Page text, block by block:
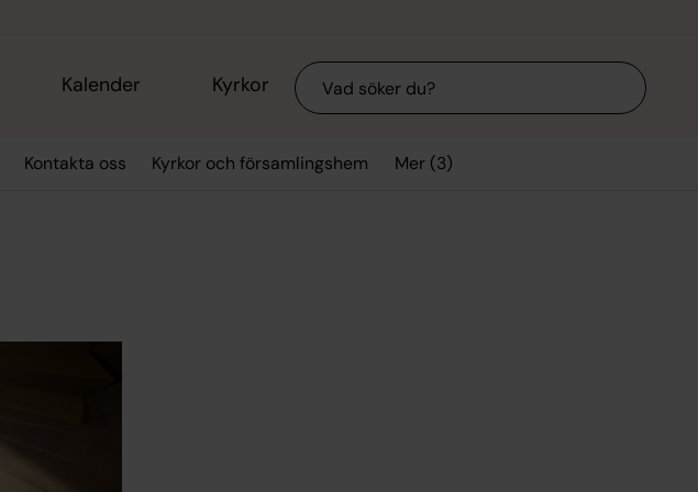
Kalender Kyrkor Sök
Kontakta oss Kyrkor och församlingshem Mer (3)